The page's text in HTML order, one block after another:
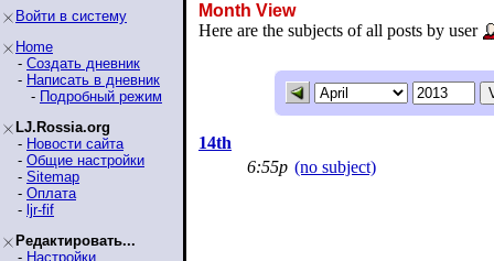
Войти в систему
Home
- Создать дневник
- Написать в дневник
- Подробный режим
LJ.Rossia.org
- Новости сайта
- Общие настройки
- Sitemap
- Оплата
- ljr-fif
Редактировать...
- Настройки
Month View
Here are the subjects of all posts by user
14th
6:55p (no subject)